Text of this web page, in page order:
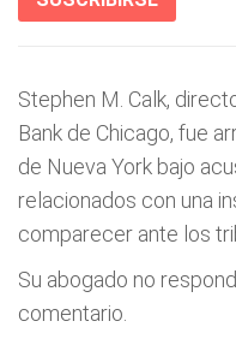
Stephen M. Calk,
Bank de Chicago, fue
de Nueva York bajo
relacionados con una
comparecer ante los
Su abogado no
comentario.